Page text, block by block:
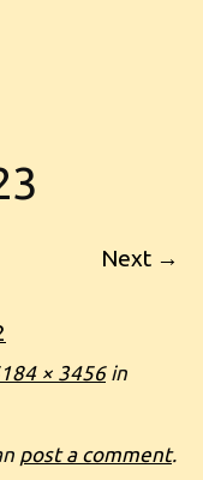
Next →
× 3456in
post a comment.